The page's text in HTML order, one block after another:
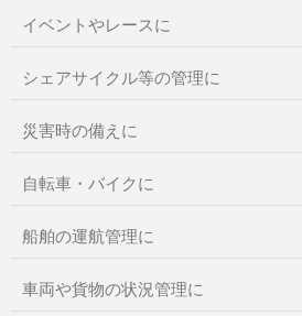
イベントやレースに
シェアサイクル等の管理に
災害時の備えに
自転車・バイクに
船舶の運航管理に
車両や貨物の状況管理に